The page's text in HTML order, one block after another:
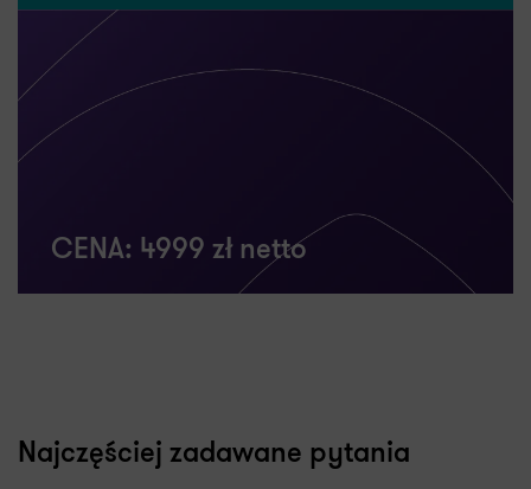
Co otrzymasz:
Listę potencjalnych zagrożeń etycznych związanych z
wdrożeniem AI w Twojej organizacji, określenie
ogólnych ram korzystania, dla pracowników oraz
CENA: 4999 zł netto
Najczęściej zadawane pytania